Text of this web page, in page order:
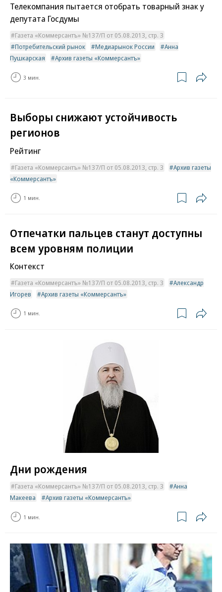
Телекомпания пытается отобрать товарный знак у
депутата Госдумы
Газета «Коммерсантъ» №137/П от 05.08.2013, стр. 3
Потребительский рынок
Медиарынок России
Анна
Пушкарская
Архив газеты «Коммерсантъ»
3 мин.
Выборы снижают устойчивость
регионов
Рейтинг
Газета «Коммерсантъ» №137/П от 05.08.2013, стр. 3
Архив газеты
«Коммерсантъ»
1 мин.
Отпечатки пальцев станут доступны
всем уровням полиции
Контекст
Газета «Коммерсантъ» №137/П от 05.08.2013, стр. 3
Александр
Игорев
Архив газеты «Коммерсантъ»
1 мин.
Дни рождения
Газета «Коммерсантъ» №137/П от 05.08.2013, стр. 3
Анна
Макеева
Архив газеты «Коммерсантъ»
1 мин.